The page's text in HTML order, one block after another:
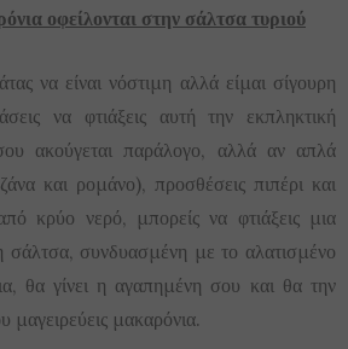
οφείλονται στην σάλτσα τυριού
να είναι νόστιμη αλλά είμαι σίγουρη
να φτιάξεις αυτή την εκπληκτική
ακούγεται παράλογο, αλλά αν απλά
και ρομάνο), προσθέσεις πιπέρι και
κρύο νερό, μπορείς να φτιάξεις μια
σάλτσα, συνδυασμένη με το αλατισμένο
θα γίνει η αγαπημένη σου και θα την
μαγειρεύεις μακαρόνια.